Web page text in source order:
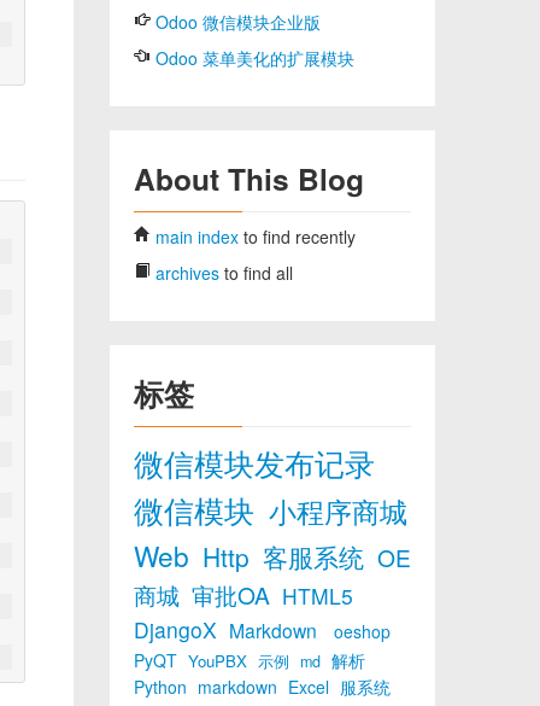
Odoo 微信模块企业版
Odoo 菜单美化的扩展模块
About This Blog
main index to find recently
archives to find all
标签
微信模块发布记录
微信模块 小程序商城
Web Http 客服系统 OE
商城 审批OA HTML5
DjangoX Markdown
oeshop
PyQT YouPBX 示例 md 解析
Python markdown Excel 服系统